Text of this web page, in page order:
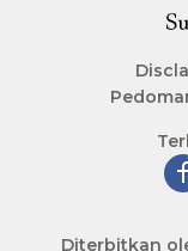
Diterbitkan